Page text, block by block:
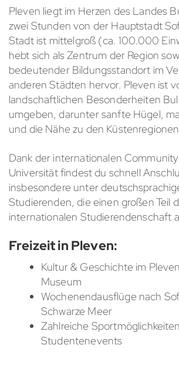
Pleven liegt im Herzen des Landes
zwei Stunden von der Hauptstadt
Stadt ist mittelgroß (ca. 100.000
hebt sich als Zentrum der Region
bedeutender Bildungsstandort im
anderen Städten hervor. Pleven ist
landschaftlichen Besonderheiten
umgeben, darunter sanfte Hügel,
und die Nähe zu den
Dank der internationalen
Universität findest du schnell
insbesondere unter
Studierenden, die einen großen Teil
internationalen Studierendenschaft
Freizeit in Pleven:
Kultur & Geschichte im
Museum
Wochenendausflüge nach
Schwarze Meer
Zahlreiche
Studentenevents